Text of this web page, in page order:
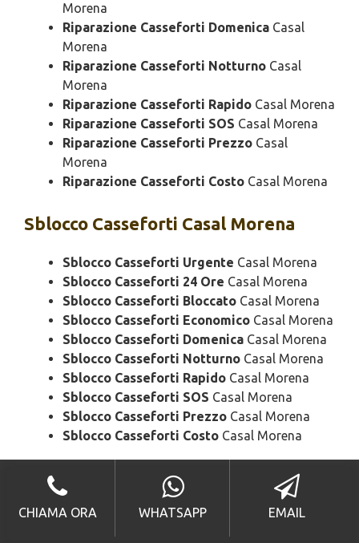
Morena
Riparazione Casseforti Domenica Casal
Morena
Riparazione Casseforti Notturno Casal
Morena
Riparazione Casseforti Rapido Casal Morena
Riparazione Casseforti SOS Casal Morena
Riparazione Casseforti Prezzo Casal
Morena
Riparazione Casseforti Costo Casal Morena
Sblocco Casseforti Casal Morena
Sblocco Casseforti Urgente Casal Morena
Sblocco Casseforti 24 Ore Casal Morena
Sblocco Casseforti Bloccato Casal Morena
Sblocco Casseforti Economico Casal Morena
Sblocco Casseforti Domenica Casal Morena
Sblocco Casseforti Notturno Casal Morena
Sblocco Casseforti Rapido Casal Morena
Sblocco Casseforti SOS Casal Morena
Sblocco Casseforti Prezzo Casal Morena
Sblocco Casseforti Costo Casal Morena
Assistenza Casseforti Casal Morena
Assistenza Casseforti Urgente
Casal
CHIAMA ORA WHATSAPP EMAIL